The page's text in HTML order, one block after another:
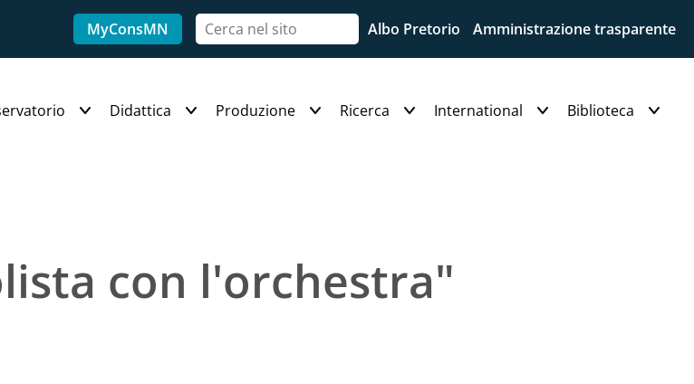
Albo Pretorio Amministrazione trasparente
MyConsMN
Didattica Produzione Ricerca International Biblioteca
con l'orchestra"